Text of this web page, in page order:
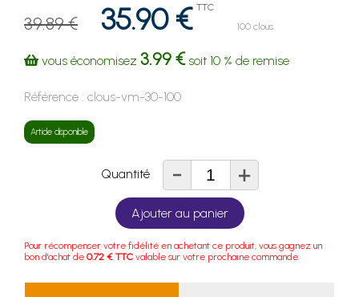
39.89 € 35.90 € TTC
100 clous
vous économisez 3.99 €soit 10 % de remise
Référence : clous-vm-30-100
Article disponible
Quantité - +
Ajouter au panier
Pour récompenser votre fidélité en achetant ce produit, vous gagnez un
bon d'achat de 0.72 € TTC valable sur votre prochaine commande.